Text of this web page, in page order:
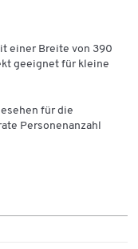
B 390 x T 200 x H
T 200 x H 1530 mm
Lichtgrau RAL 7035.
ist er mit Fächern
und in
einer Breite von 390
geeignet für kleine
für die
Personenanzahl